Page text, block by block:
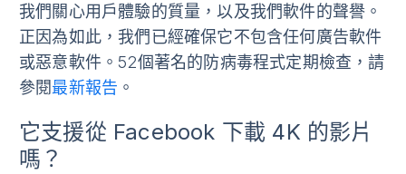
我們關心用戶體驗的質量，以及我們軟件的聲譽。
正因為如此，我們已經確保它不包含任何廣告軟件
或惡意軟件。52個著名的防病毒程式定期檢查，請
參閱最新報告 。
它支援從 Facebook 下載 4K 的影片
嗎？